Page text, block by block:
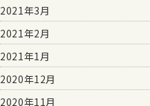
2021年3月
2021年2月
2021年1月
2020年12月
2020年11月